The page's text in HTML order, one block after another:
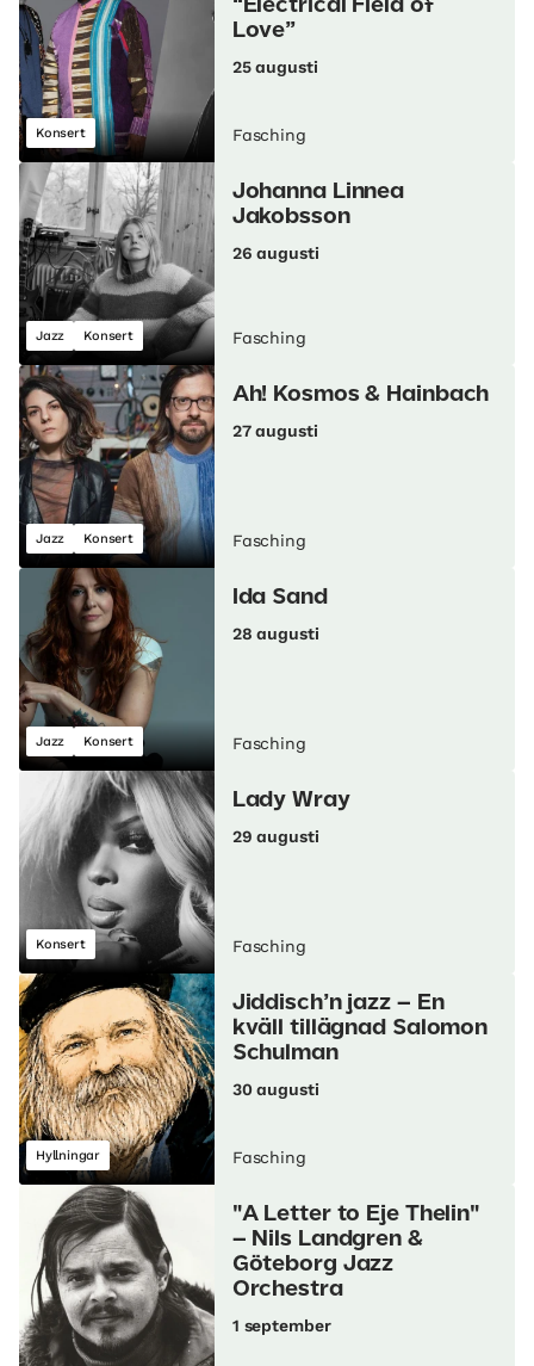
Konsert
“Electrical Field of
Love”
25 augusti
Fasching
Jazz Konsert
Johanna Linnea
Jakobsson
26 augusti
Fasching
Jazz Konsert
Ah! Kosmos & Hainbach
27 augusti
Fasching
Jazz Konsert
Ida Sand
28 augusti
Fasching
Konsert
Lady Wray
29 augusti
Fasching
Hyllningar
Jiddisch’n jazz – En
kväll tillägnad Salomon
Schulman
30 augusti
Fasching
"A Letter to Eje Thelin"
– Nils Landgren &
Göteborg Jazz
Orchestra
1 september